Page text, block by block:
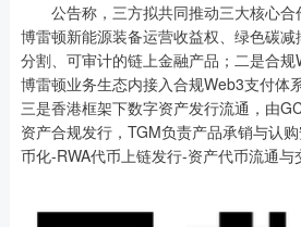
公告称，三方拟共同推动三大核心合
博雷顿新能源装备运营收益权、绿色碳
分割、可审计的链上金融产品；二是合
博雷顿业务生态内接入合规Web3支付体
三是香港框架下数字资产发行流通，由
资产合规发行，TGM负责产品承销与认
币化-RWA代币上链发行-资产代币流通与